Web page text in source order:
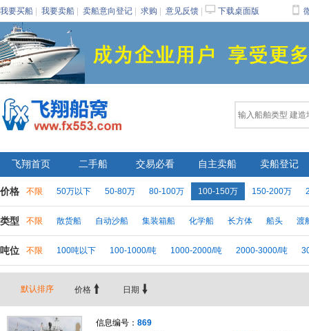
我要买船 我要卖船 卖船意向登记 求购 意见反馈 󰂙 下载桌面版 
飞翔首页 二手船 交易必看 自主卖船 卖船登记
价格 不限 50万以下 50-80万 80-100万 100-150万 150-200万
类型 不限 散货船 自动沙船 集装箱船 化学船 长方体 船头 渡
吨位 不限 100吨以下 100-1000/吨 1000-2000/吨 2000-3000/吨
默认排序 价格  日期 
信息编号： 869